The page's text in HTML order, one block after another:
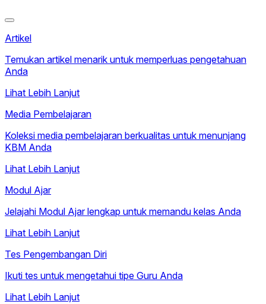
Artikel
Temukan artikel menarik untuk memperluas pengetahuan
Anda
Lihat Lebih Lanjut
Media Pembelajaran
Koleksi media pembelajaran berkualitas untuk menunjang
KBM Anda
Lihat Lebih Lanjut
Modul Ajar
Jelajahi Modul Ajar lengkap untuk memandu kelas Anda
Lihat Lebih Lanjut
Tes Pengembangan Diri
Ikuti tes untuk mengetahui tipe Guru Anda
Lihat Lebih Lanjut